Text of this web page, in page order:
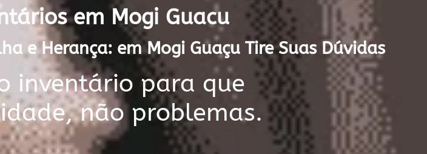
em Mogi Guacu
e Herança: em Mogi Guaçu Tire Suas Dúvidas
inventário para que
não problemas.